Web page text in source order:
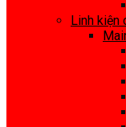
Linh kiện